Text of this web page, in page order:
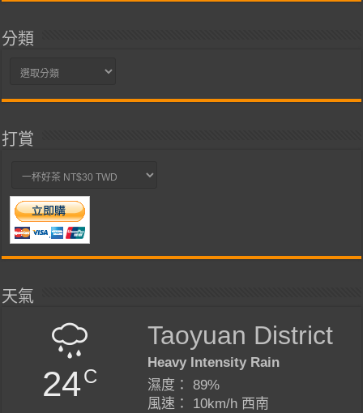
分類
分
打賞
天氣
24C
Taoyuan District
Heavy Intensity Rain
濕度： 89%
風速： 10km/h 西南